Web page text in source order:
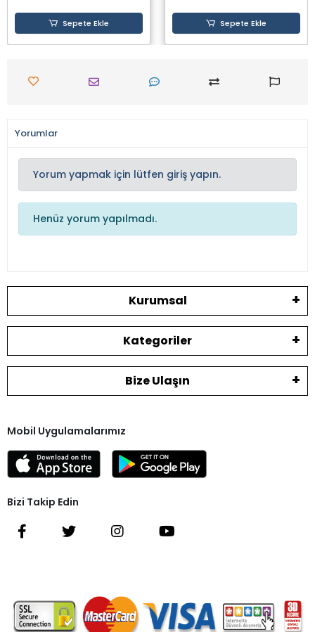
Sepete Ekle Sepete Ekle
Yorumlar
Yorum yapmak için lütfen giriş yapın.
Henüz yorum yapılmadı.
Kurumsal
Kategoriler
Bize Ulaşın
Mobil Uygulamalarımız
Bizi Takip Edin